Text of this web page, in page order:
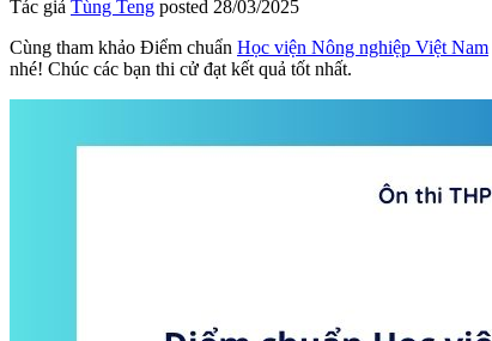
Tác giả Tùng Teng posted 28/03/2025
Cùng tham khảo Điểm chuẩn Học viện Nông nghiệp Việt Nam
nhé! Chúc các bạn thi cử đạt kết quả tốt nhất.